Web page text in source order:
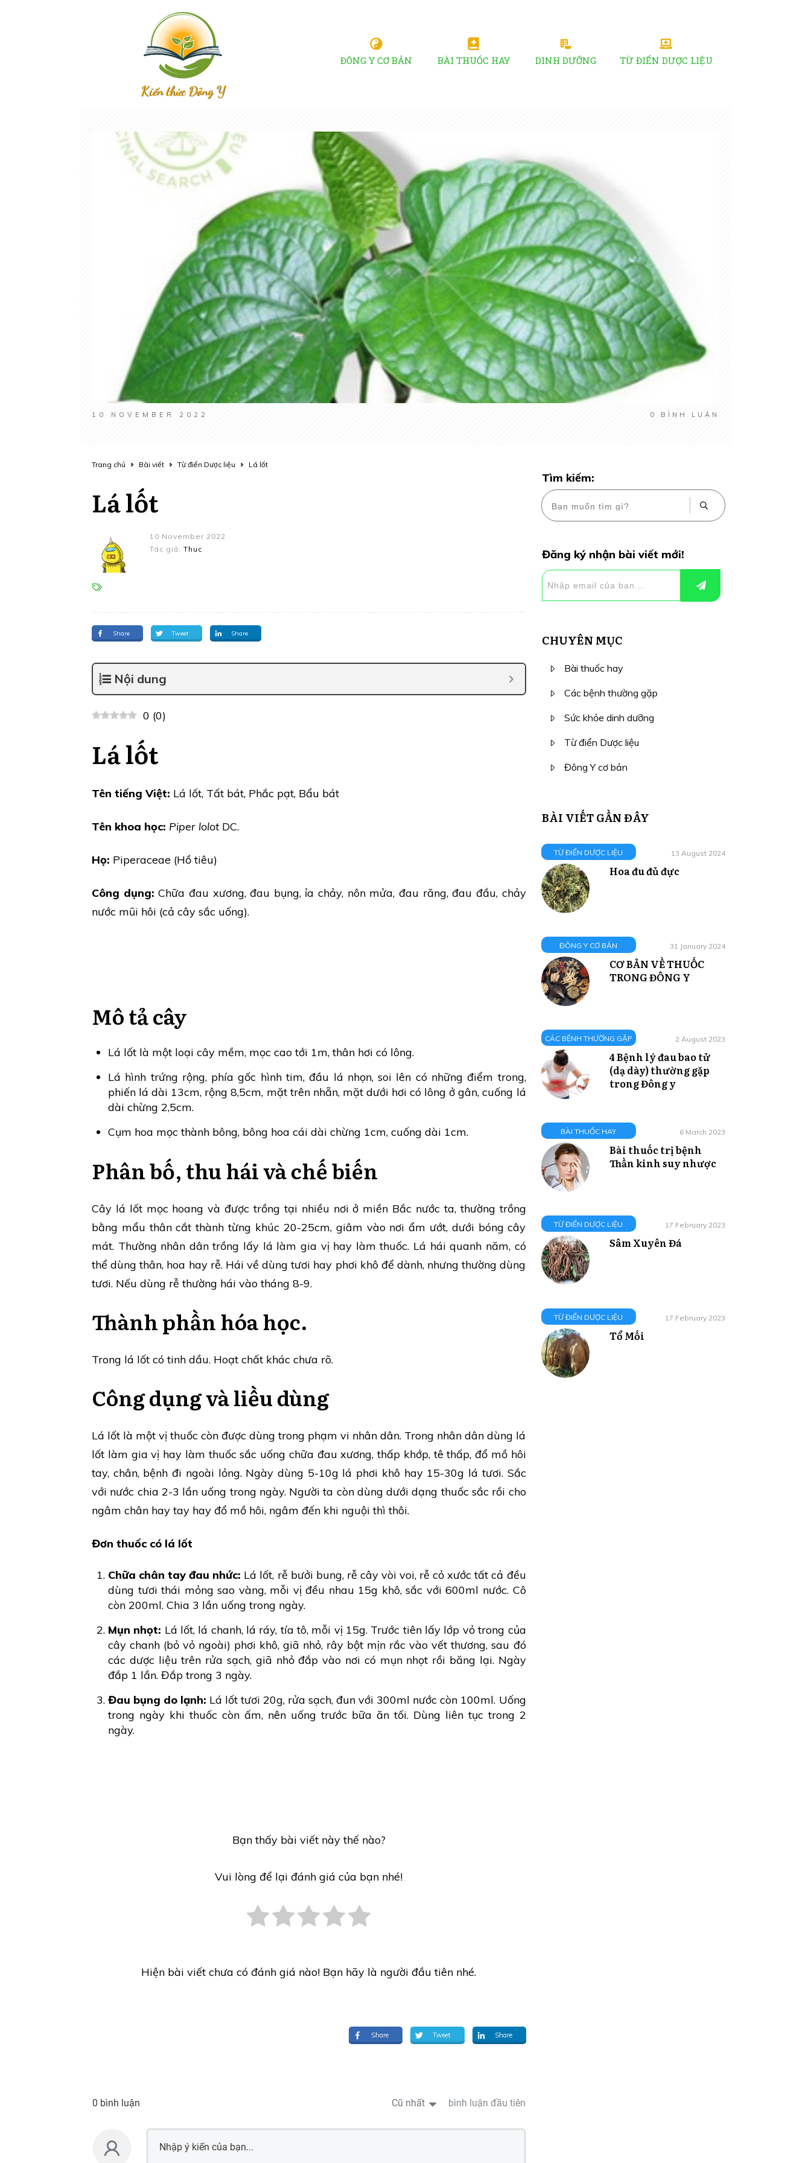
Kiến thức Đông Y
ĐÔNG Y CƠ BẢN BÀI THUỐC HAY DINH DƯỠNG TỪ ĐIỂN DƯỢC LIỆU
10 NOVEMBER 2022 0 BÌNH LUẬN
Trang chủ Bài viết Từ điển Dược liệu Lá lốt
Lá lốt
10 November 2022
Tác giả: Thuc
Share Tweet Share
Nội dung
0 (0)
Lá lốt
Tên tiếng Việt: Lá lốt, Tất bát, Phắc pạt, Bẩu bát
Tên khoa học: Piper lolotDC.
Họ: Piperaceae (Hồ tiêu)
Công dụng: Chữa đau xương, đau bụng, ỉa chảy, nôn mửa, đau răng, đau đầu, chảy
nước mũi hôi (cả cây sắc uống).
Mô tả cây
Lá lốt là một loại cây mềm, mọc cao tới 1m, thân hơi có lông.
Lá hình trứng rộng, phía gốc hình tim, đầu lá nhọn, soi lên có những điểm trong,
phiến lá dài 13cm, rộng 8,5cm, mặt trên nhẵn, mặt dưới hơi có lông ở gân, cuống lá
dài chừng 2,5cm.
Cụm hoa mọc thành bông, bông hoa cái dài chừng 1cm, cuống dài 1cm.
Phân bố, thu hái và chế biến
Cây lá lốt mọc hoang và được trồng tại nhiều nơi ở miền Bắc nước ta, thường trồng
bằng mẩu thân cắt thành từng khúc 20-25cm, giâm vào nơi ẩm ướt, dưới bóng cây
mát. Thường nhân dân trồng lấy lá làm gia vị hay làm thuốc. Lá hái quanh năm, có
thể dùng thân, hoa hay rễ. Hái về dùng tươi hay phơi khô để dành, nhưng thường dùng
tươi. Nếu dùng rễ thường hái vào tháng 8-9.
Thành phần hóa học.
Trong lá lốt có tinh dầu. Hoạt chất khác chưa rõ.
Công dụng và liều dùng
Lá lốt là một vị thuốc còn được dùng trong phạm vi nhân dân. Trong nhân dân dùng lá
lốt làm gia vị hay làm thuốc sắc uống chữa đau xương, thấp khớp, tê thấp, đổ mồ hôi
tay, chân, bệnh đi ngoài lỏng. Ngày dùng 5-10g lá phơi khô hay 15-30g lá tươi. Sắc
với nước chia 2-3 lần uống trong ngày. Người ta còn dùng dưới dạng thuốc sắc rồi cho
ngâm chân hay tay hay đổ mồ hôi, ngâm đến khi nguội thì thôi.
Đơn thuốc có lá lốt
Chữa chân tay đau nhức: Lá lốt, rễ bưởi bung, rễ cây vòi voi, rễ cỏ xước tất cả đều
dùng tươi thái mỏng sao vàng, mỗi vị đều nhau 15g khô, sắc với 600ml nước. Cô
còn 200ml. Chia 3 lần uống trong ngày.
Mụn nhọt: Lá lốt, lá chanh, lá ráy, tía tô, mỗi vị 15g. Trước tiên lấy lớp vỏ trong của
cây chanh (bỏ vỏ ngoài) phơi khô, giã nhỏ, rây bột mịn rắc vào vết thương, sau đó
các dược liệu trên rửa sạch, giã nhỏ đắp vào nơi có mụn nhọt rồi băng lại. Ngày
đắp 1 lần. Đắp trong 3 ngày.
Đau bụng do lạnh: Lá lốt tươi 20g, rửa sạch, đun với 300ml nước còn 100ml. Uống
trong ngày khi thuốc còn ấm, nên uống trước bữa ăn tối. Dùng liên tục trong 2
ngày.
Bạn thấy bài viết này thế nào?
Vui lòng để lại đánh giá của bạn nhé!
Hiện bài viết chưa có đánh giá nào! Bạn hãy là người đầu tiên nhé.
Share Tweet Share
0 bình luận Cũ nhất bình luận đầu tiên
Tìm kiếm:
Đăng ký nhận bài viết mới!
CHUYÊN MỤC
Bài thuốc hay
Các bệnh thường gặp
Sức khỏe dinh dưỡng
Từ điển Dược liệu
Đông Y cơ bản
BÀI VIẾT GẦN ĐÂY
TỪ ĐIỂN DƯỢC LIỆU 13 August 2024
Hoa đu đủ đực
ĐÔNG Y CƠ BẢN 31 January 2024
CƠ BẢN VỀ THUỐC
TRONG ĐÔNG Y
CÁC BỆNH THƯỜNG GẶP 2 August 2023
4 Bệnh lý đau bao tử
(dạ dày) thường gặp
trong Đông y
BÀI THUỐC HAY 6 March 2023
Bài thuốc trị bệnh
Thần kinh suy nhược
TỪ ĐIỂN DƯỢC LIỆU 17 February 2023
Sâm Xuyên Đá
TỪ ĐIỂN DƯỢC LIỆU 17 February 2023
Tổ Mối